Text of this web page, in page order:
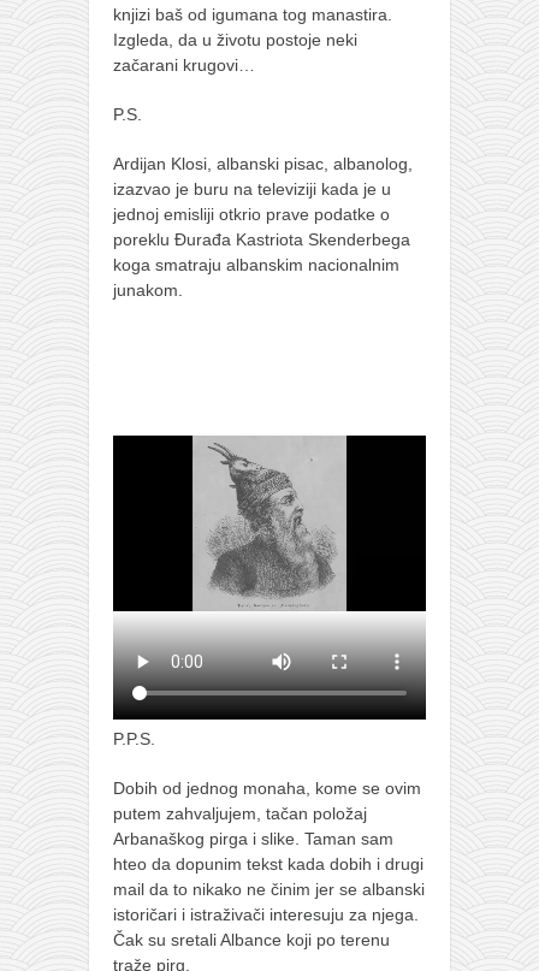
knjizi baš od igumana tog manastira.
Izgleda, da u životu postoje neki
začarani krugovi…
P.S.
Ardijan Klosi, albanski pisac, albanolog,
izazvao je buru na televiziji kada je u
jednoj emisliji otkrio prave podatke o
poreklu Đurađa Kastriota Skenderbega
koga smatraju albanskim nacionalnim
junakom.
P.P.S.
Dobih od jednog monaha, kome se ovim
putem zahvaljujem, tačan položaj
Arbanaškog pirga i slike. Taman sam
hteo da dopunim tekst kada dobih i drugi
mail da to nikako ne činim jer se albanski
istoričari i istraživači interesuju za njega.
Čak su sretali Albance koji po terenu
traže pirg.